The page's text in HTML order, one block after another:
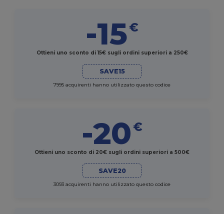
-15€
Ottieni uno sconto di 15€ sugli ordini superiori a 250€
SAVE15
7995 acquirenti hanno utilizzato questo codice
-20 €
Ottieni uno sconto di 20€ sugli ordini superiori a 500€
SAVE20
3093 acquirenti hanno utilizzato questo codice